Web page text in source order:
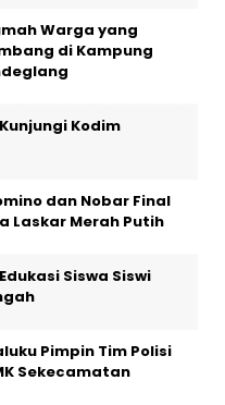
Warga yang
di Kampung
Kodim
dan Nobar Final
Laskar Merah Putih
Siswa Siswi
Pimpin Tim Polisi
Sekecamatan